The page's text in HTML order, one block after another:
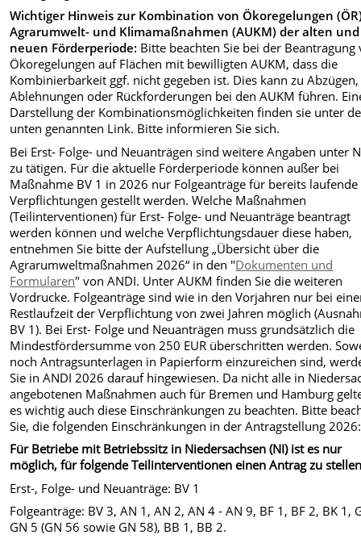
Wichtiger Hinweis zur Kombination von Ökoregelungen
Agrarumwelt- und Klimamaßnahmen (AUKM) der alten und
neuen Förderperiode: Bitte beachten Sie bei der Beantragung
Ökoregelungen auf Flächen mit bewilligten AUKM, dass die
Kombinierbarkeit ggf. nicht gegeben ist. Dies kann zu Abzügen,
Ablehnungen oder Rückforderungen bei den AUKM führen.
Darstellung der Kombinationsmöglichkeiten finden sie unter
unten genannten Link. Bitte informieren Sie sich.
Bei Erst- Folge- und Neuanträgen sind weitere Angaben unter
zu tätigen. Für die aktuelle Förderperiode können außer bei
Maßnahme BV 1 in 2026 nur Folgeanträge für bereits laufende
Verpflichtungen gestellt werden. Welche Maßnahmen
(Teilinterventionen) für Erst- Folge- und Neuanträge beantragt
werden können und welche Verpflichtungsdauer diese haben,
entnehmen Sie bitte der Aufstellung „Übersicht über die
Agrarumweltmaßnahmen 2026“ in den "Dokumenten und
Formularen" von ANDI. Unter AUKM finden Sie die weiteren
Vordrucke. Folgeanträge sind wie in den Vorjahren nur bei
Restlaufzeit der Verpflichtung von zwei Jahren möglich
BV 1). Bei Erst- Folge und Neuanträgen muss grundsätzlich die
Mindestfördersumme von 250 EUR überschritten werden.
noch Antragsunterlagen in Papierform einzureichen sind,
Sie in ANDI 2026 darauf hingewiesen. Da nicht alle in
angebotenen Maßnahmen auch für Bremen und Hamburg
es wichtig auch diese Einschränkungen zu beachten. Bitte
Sie, die folgenden Einschränkungen in der Antragstellung 2026:
Für Betriebe mit Betriebssitz in Niedersachsen (NI) ist es nur
möglich, für folgende Teilinterventionen einen Antrag zu
Erst-, Folge- und Neuanträge: BV 1
Folgeanträge: BV 3, AN 1, AN 2, AN 4 - AN 9, BF 1, BF 2, BK 1,
GN 5 (GN 56 sowie GN 58), BB 1, BB 2.